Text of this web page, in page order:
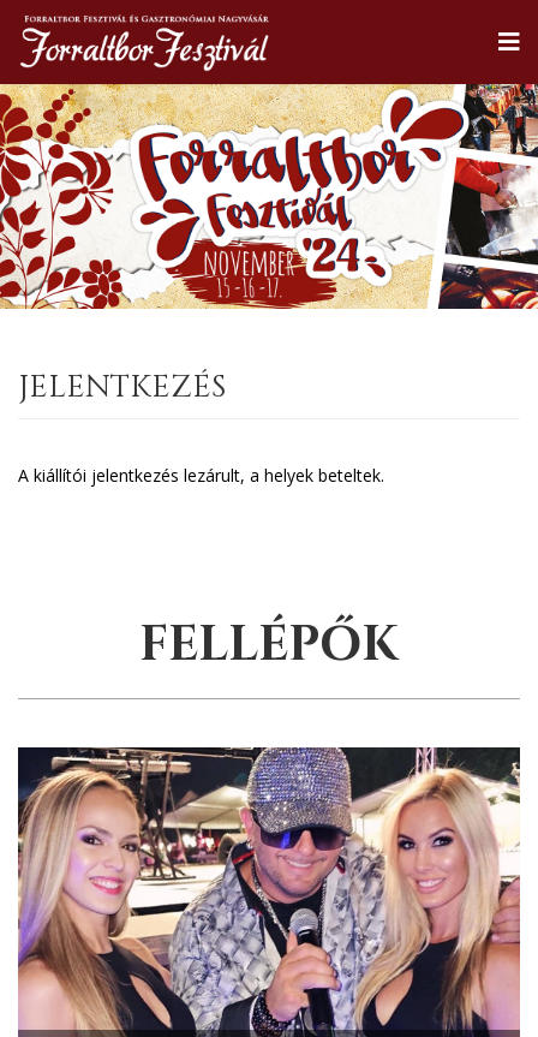
JELENTKEZÉS
A kiállítói jelentkezés lezárult, a helyek beteltek.
FELLÉPŐK